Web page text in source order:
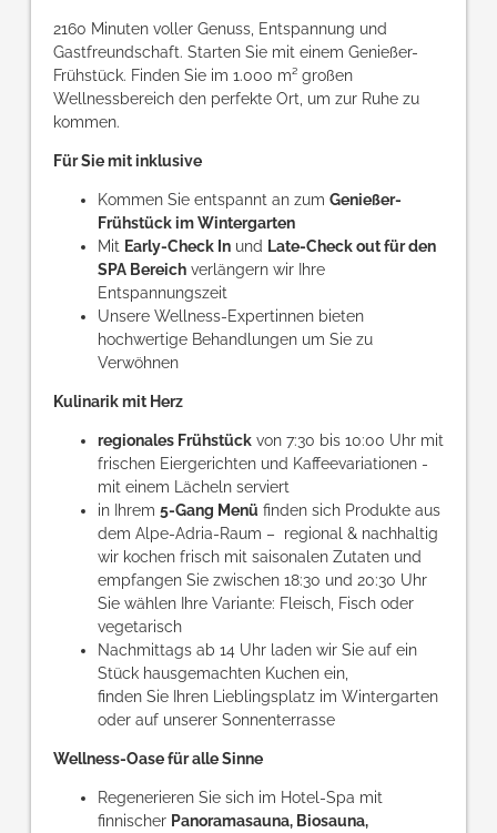
2160 Minuten voller Genuss, Entspannung und
Gastfreundschaft. Starten Sie mit einem Genießer-
Frühstück. Finden Sie im 1.000 m² großen
Wellnessbereich den perfekte Ort, um zur Ruhe zu
kommen.
Für Sie mit inklusive
Kommen Sie entspannt an zum Genießer-
Frühstück im Wintergarten
Mit Early-Check In und Late-Check out für den
SPA Bereich verlängern wir Ihre
Entspannungszeit
Unsere Wellness-Expertinnen bieten
hochwertige Behandlungen um Sie zu
Verwöhnen
Kulinarik mit Herz
regionales Frühstück von 7:30 bis 10:00 Uhr mit
frischen Eiergerichten und Kaffeevariationen -
mit einem Lächeln serviert
in Ihrem 5-Gang Menü finden sich Produkte aus
dem Alpe-Adria-Raum – regional & nachhaltig
wir kochen frisch mit saisonalen Zutaten und
empfangen Sie zwischen 18:30 und 20:30 Uhr
Sie wählen Ihre Variante: Fleisch, Fisch oder
vegetarisch
Nachmittags ab 14 Uhr laden wir Sie auf ein
Stück hausgemachten Kuchen ein,
finden Sie Ihren Lieblingsplatz im Wintergarten
oder auf unserer Sonnenterrasse
Wellness-Oase für alle Sinne
Regenerieren Sie sich im Hotel-Spa mit
finnischer Panoramasauna, Biosauna,